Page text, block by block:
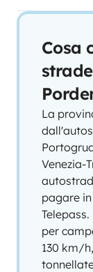
Cosa
La
Venezia-
pagare
per
130 km/